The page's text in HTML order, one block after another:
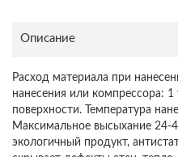
Описание
Расход материала при
нанесения или компрессора:
поверхности. Температура
Максимальное высыхание 24-
экологичный продукт,